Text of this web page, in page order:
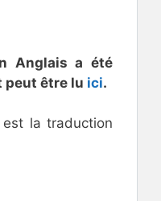
Anglais a été
peut être lu ici.
est la traduction